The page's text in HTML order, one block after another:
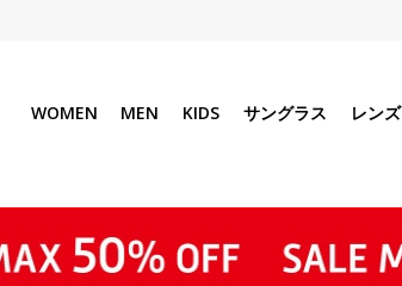
WOMEN MEN KIDS サングラス レンズ